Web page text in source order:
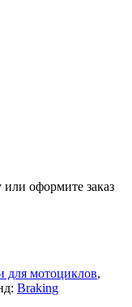
оформите заказ
для мотоциклов,
Braking